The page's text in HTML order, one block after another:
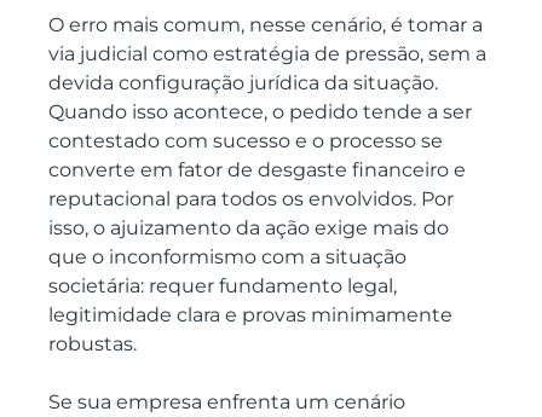
O erro mais comum, nesse cenário, é tomar a
via judicial como estratégia de pressão, sem a
devida configuração jurídica da situação.
Quando isso acontece, o pedido tende a ser
contestado com sucesso e o processo se
converte em fator de desgaste financeiro e
reputacional para todos os envolvidos. Por
isso, o ajuizamento da ação exige mais do
que o inconformismo com a situação
societária: requer fundamento legal,
legitimidade clara e provas minimamente
robustas.
Se sua empresa enfrenta um cenário